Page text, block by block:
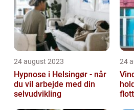
24 august 2023
Hypnose i Helsingør - når
du vil arbejde med din
selvudvikling
24